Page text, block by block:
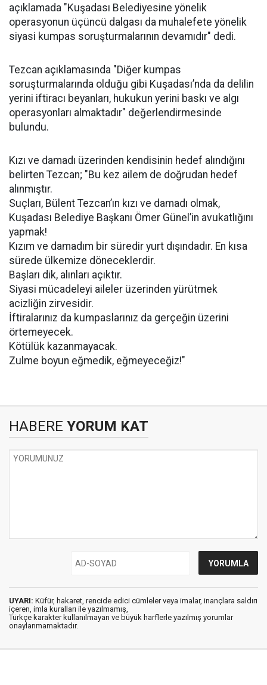
açıklamada "Kuşadası Belediyesine yönelik
operasyonun üçüncü dalgası da muhalefete yönelik
siyasi kumpas soruşturmalarının devamıdır" dedi.
Tezcan açıklamasında "Diğer kumpas
soruşturmalarında olduğu gibi Kuşadası’nda da delilin
yerini iftiracı beyanları, hukukun yerini baskı ve algı
operasyonları almaktadır" değerlendirmesinde
bulundu.
Kızı ve damadı üzerinden kendisinin hedef alındığını
belirten Tezcan; "Bu kez ailem de doğrudan hedef
alınmıştır.
Suçları, Bülent Tezcan’ın kızı ve damadı olmak,
Kuşadası Belediye Başkanı Ömer Günel’in avukatlığını
yapmak!
Kızım ve damadım bir süredir yurt dışındadır. En kısa
sürede ülkemize döneceklerdir.
Başları dik, alınları açıktır.
Siyasi mücadeleyi aileler üzerinden yürütmek
acizliğin zirvesidir.
İftiralarınız da kumpaslarınız da gerçeğin üzerini
örtemeyecek.
Kötülük kazanmayacak.
Zulme boyun eğmedik, eğmeyeceğiz!"
HABERE YORUM KAT
UYARI: Küfür, hakaret, rencide edici cümleler veya imalar, inançlara saldırı
içeren, imla kuralları ile yazılmamış,
Türkçe karakter kullanılmayan ve büyük harflerle yazılmış yorumlar
onaylanmamaktadır.